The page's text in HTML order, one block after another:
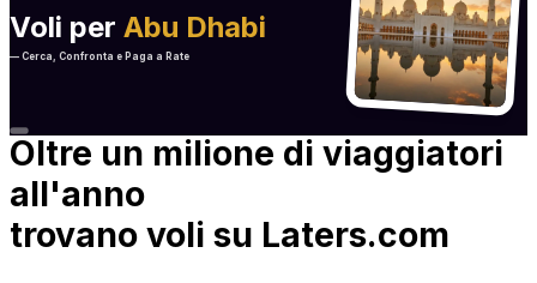
Voli per Abu Dhabi
— Cerca, Confronta e Paga a Rate
Oltre un milione di viaggiatori
all'anno
trovano voli su Laters.com